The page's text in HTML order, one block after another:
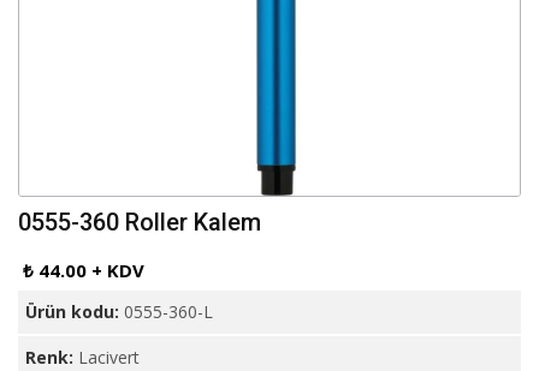
0555-360 Roller Kalem
₺ 44.00 + KDV
Ürün kodu: 0555-360-L
Renk: Lacivert